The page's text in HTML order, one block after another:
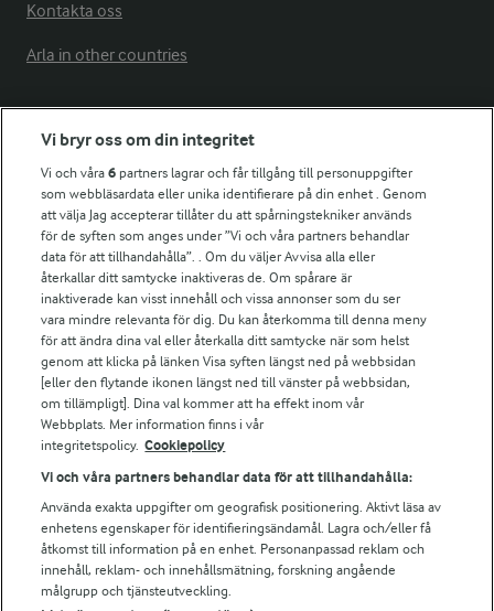
Kontakta oss
Arla in other countries
Fler Arlasajter
För ägare
Arlas kundportal
Arla.com
Falbygdens Ost
Arla webbshop
Bildbank
Följ oss
Vi bryr oss om din integritet
Vi och våra6 partners lagrar och får tillgång till personuppgifter
som webbläsardata eller unika identifierare på din enhet . Genom
att välja Jag accepterar tillåter du att spårningstekniker används
för de syften som anges under ”Vi och våra partners behandlar
data för att tillhandahålla”. . Om du väljer Avvisa alla eller
återkallar ditt samtycke inaktiveras de. Om spårare är
inaktiverade kan visst innehåll och vissa annonser som du ser
vara mindre relevanta för dig. Du kan återkomma till denna meny
för att ändra dina val eller återkalla ditt samtycke när som helst
genom att klicka på länken Visa syften längst ned på webbsidan
[eller den flytande ikonen längst ned till vänster på webbsidan,
om tillämpligt]. Dina val kommer att ha effekt inom vår
Webbplats. Mer information finns i vår
integritetspolicy. Cookiepolicy
Vi och våra partners behandlar data för att tillhandahålla:
Använda exakta uppgifter om geografisk positionering. Aktivt läsa av
enhetens egenskaper för identifieringsändamål. Lagra och/eller få
åtkomst till information på en enhet. Personanpassad reklam och
innehåll, reklam- och innehållsmätning, forskning angående
målgrupp och tjänsteutveckling.